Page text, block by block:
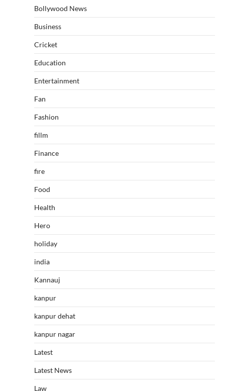
Bollywood News
Business
Cricket
Education
Entertainment
Fan
Fashion
fillm
Finance
fire
Food
Health
Hero
holiday
india
Kannauj
kanpur
kanpur dehat
kanpur nagar
Latest
Latest News
Law